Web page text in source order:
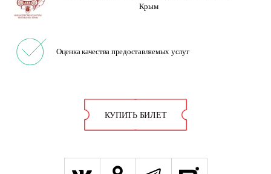
Крым
Оценка качества предоставляемых услуг
КУПИТЬ БИЛЕТ